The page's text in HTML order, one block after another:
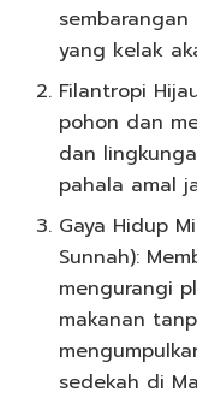
yang kelak
Filantropi
pohon dan
dan
pahala amal
Gaya Hidup
Sunnah):
mengurangi
makanan
sedekah di